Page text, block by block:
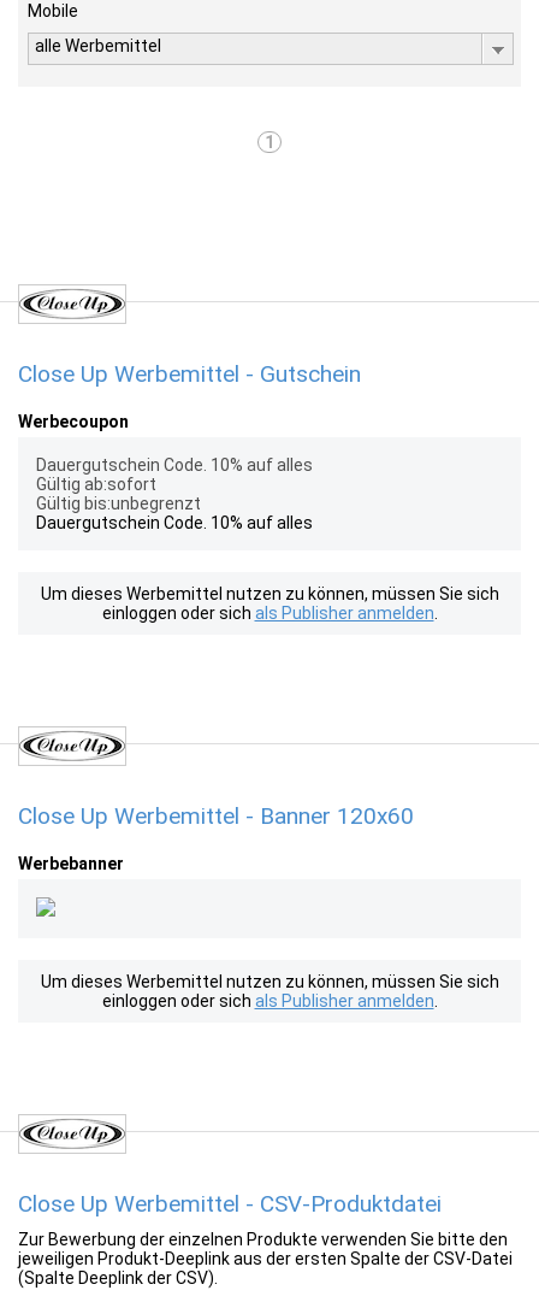
Mobile
alle Werbemittel
1
Close Up Werbemittel - Gutschein
Werbecoupon
Dauergutschein Code. 10% auf alles
Gültig ab:sofort
Gültig bis:unbegrenzt
Dauergutschein Code. 10% auf alles
Um dieses Werbemittel nutzen zu können, müssen Sie sich
einloggen oder sich als Publisher anmelden
Close Up Werbemittel - Banner 120x60
Werbebanner
Um dieses Werbemittel nutzen zu können, müssen Sie sich
einloggen oder sich als Publisher anmelden
Close Up Werbemittel - CSV-Produktdatei
Zur Bewerbung der einzelnen Produkte verwenden Sie bitte den
jeweiligen Produkt-Deeplink aus der ersten Spalte der CSV-Datei
(Spalte Deeplink der CSV).